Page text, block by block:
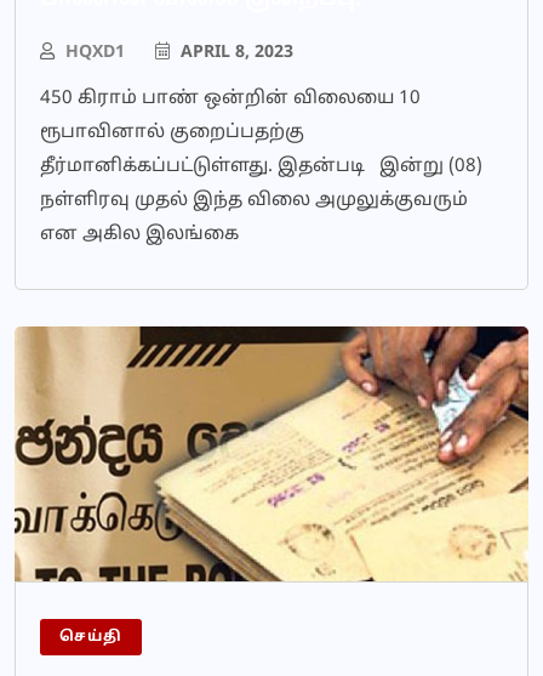
HQXD1 APRIL 8, 2023
450 கிராம் பாண் ஒன்றின் விலையை 10
ரூபாவினால் குறைப்பதற்கு
தீர்மானிக்கப்பட்டுள்ளது. இதன்படி இன்று (08)
நள்ளிரவு முதல் இந்த விலை அமுலுக்குவரும்
என அகில இலங்கை
செய்தி